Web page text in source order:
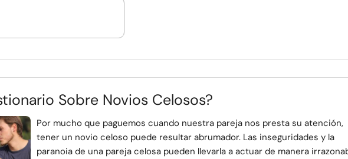
Sobre Novios Celosos?
Por mucho que paguemos cuando nuestra pareja nos presta su atención,
tener un novio celoso puede resultar abrumador. Las inseguridades y la
paranoia de una pareja celosa pueden llevarla a actuar de manera